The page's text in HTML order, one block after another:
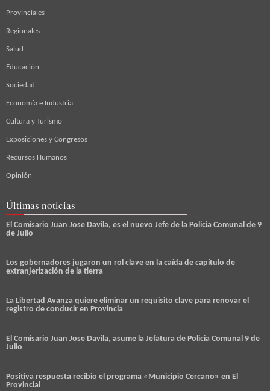
Provinciales
Regionales
Salud
Educación
Sociedad
Economía e Industria
Cultura y Turismo
Exposiciones y Congresos
Recursos Humanos
Opinión
Últimas noticias
El Comisario Juan Jose Davila, es el nuevo Jefe de la Policia Comunal de 9
de Julio
Los gobernadores jugaron un rol clave en la caída de capítulo de
extranjerización de la tierra
La Libertad Avanza quiere eliminar un requisito clave para renovar el
registro de conducir en Provincia
El Comisario Juan Jose Davila, asume la Jefatura de Policia Comunal 9 de
Julio
Positiva respuesta recibio el programa «Municipio Cercano» en El
Provincial